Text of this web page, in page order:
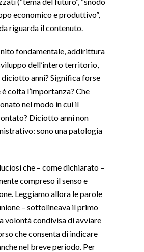
economico e produttivo”,
riguarda il contenuto.
fondamentale, addirittura
dell’intero territorio,
anni? Significa forse
è colta l’importanza? Che
nel modo in cui il
Diciotto anni non
sono una patologia
che – come dichiarato –
compreso il senso e
Leggiamo allora le parole
– sottolineava il primo
volontà condivisa di avviare
che consenta di indicare
nel breve periodo. Per